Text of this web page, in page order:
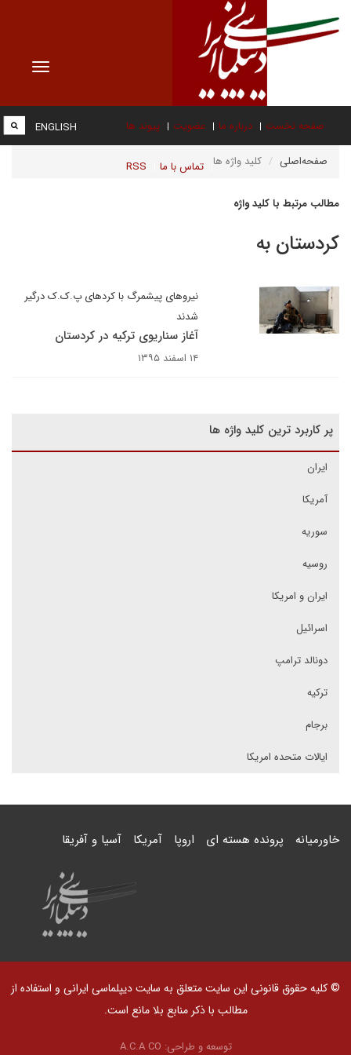
Toggle
صفحه نخست درباره ما عضویت پیوند ها
تماس با ما RSS
ENGLISH
صفحه‌اصلی کلید واژه ها
مطالب مرتبط با کلید واژه
کردستان به
نیروهای پیشمرگ با کردهای پ.ک.ک درگیر
شدند
آغاز سناریوی ترکیه در کردستان
۱۴ اسفند ۱۳۹۵
پر کاربرد ترین کلید واژه ها
ایران
آمریکا
سوریه
روسیه
ایران و امریکا
اسرائیل
دونالد ترامپ
ترکیه
برجام
ایالات متحده امریکا
خاورمیانه پرونده هسته ای اروپا آمریکا آسیا و آفریقا
© کلیه حقوق قانونی این سایت متعلق به سایت دیپلماسی ایرانی و استفاده از
مطالب با ذکر منابع بلا مانع است.
توسعه و طراحی: A.C.A CO